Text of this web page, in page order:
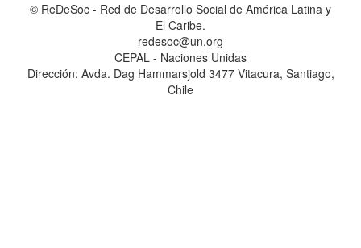
© ReDeSoc - Red de Desarrollo Social de América Latina y
El Caribe.
redesoc@un.org
CEPAL - Naciones Unidas
Dirección: Avda. Dag Hammarsjold 3477 Vitacura, Santiago,
Chile